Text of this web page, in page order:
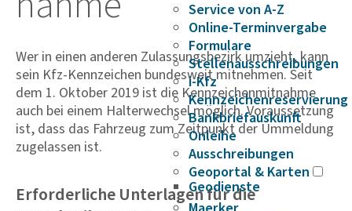
Service von A-Z
Online-Terminvergabe
Formulare
Stellenausschreibungen
i-Kfz
Kennzeichenreservierung
Bankbriefauskunft
Onleihe
Ausschreibungen
Geoportal & Karten
Geodienste
Wer in einen anderen Zulassungsbezirk umzieht, kann
sein Kfz-Kennzeichen bundesweit mitnehmen. Seit
dem 1. Oktober 2019 ist die Kennzeichenmitnahme
auch bei einem Halterwechsel möglich. Voraussetzung
ist, dass das Fahrzeug zum Zeitpunkt der Ummeldung
zugelassen ist.
Erforderliche Unterlagen für die